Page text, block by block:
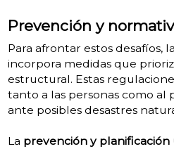
Prevención y
Para afrontar estos desafíos,
incorpora medidas que
estructural. Estas
tanto a las personas como al
ante posibles desastres
La prevención y planificación